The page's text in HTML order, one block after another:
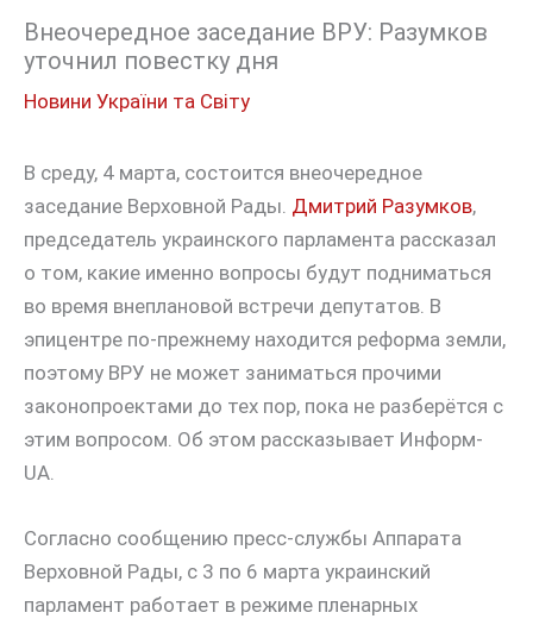
Внеочередное заседание ВРУ: Разумков
уточнил повестку дня
Новини України та Світу
В среду, 4 марта, состоится внеочередное
заседание Верховной Рады. Дмитрий Разумков,
председатель украинского парламента рассказал
о том, какие именно вопросы будут подниматься
во время внеплановой встречи депутатов. В
эпицентре по-прежнему находится реформа земли,
поэтому ВРУ не может заниматься прочими
законопроектами до тех пор, пока не разберётся с
этим вопросом. Об этом рассказывает Информ-
UA.
Согласно сообщению пресс-службы Аппарата
Верховной Рады, с 3 по 6 марта украинский
парламент работает в режиме пленарных